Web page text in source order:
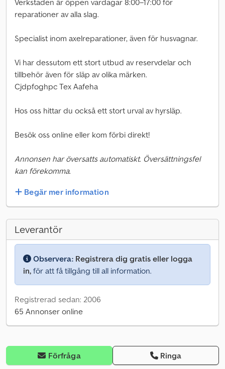
Verkstaden är öppen vardagar 8:00–17:00 för
reparationer av alla slag.
Specialist inom axelreparationer, även för husvagnar.
Vi har dessutom ett stort utbud av reservdelar och
tillbehör även för släp av olika märken.
Cjdpfoghpc Tex Aafeha
Hos oss hittar du också ett stort urval av hyrsläp.
Besök oss online eller kom förbi direkt!
Annonsen har översatts automatiskt. Översättningsfel
kan förekomma.
Begär mer information
Leverantör
Observera: Registrera dig gratis eller logga
in, för att få tillgång till all information.
Registrerad sedan: 2006
65 Annonser online
Förfråga Ringa